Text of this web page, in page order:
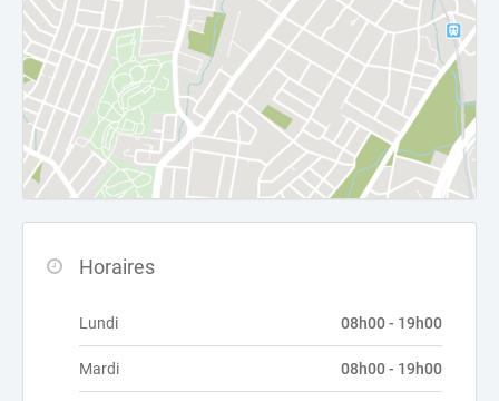
Horaires
Lundi 08h00 - 19h00
Mardi 08h00 - 19h00